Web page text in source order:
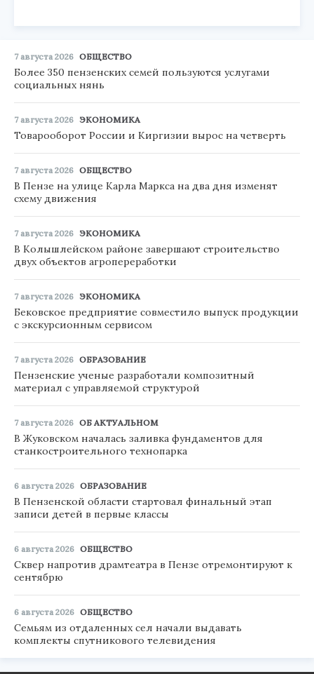
7 августа 2026 ОБЩЕСТВО
Более 350 пензенских семей пользуются услугами
социальных нянь
7 августа 2026 ЭКОНОМИКА
Товарооборот России и Киргизии вырос на четверть
7 августа 2026 ОБЩЕСТВО
В Пензе на улице Карла Маркса на два дня изменят
схему движения
7 августа 2026 ЭКОНОМИКА
В Колышлейском районе завершают строительство
двух объектов агропереработки
7 августа 2026 ЭКОНОМИКА
Бековское предприятие совместило выпуск продукции
с экскурсионным сервисом
7 августа 2026 ОБРАЗОВАНИЕ
Пензенские ученые разработали композитный
материал с управляемой структурой
7 августа 2026 ОБ АКТУАЛЬНОМ
В Жуковском началась заливка фундаментов для
станкостроительного технопарка
6 августа 2026 ОБРАЗОВАНИЕ
В Пензенской области стартовал финальный этап
записи детей в первые классы
6 августа 2026 ОБЩЕСТВО
Сквер напротив драмтеатра в Пензе отремонтируют к
сентябрю
6 августа 2026 ОБЩЕСТВО
Семьям из отдаленных сел начали выдавать
комплекты спутникового телевидения